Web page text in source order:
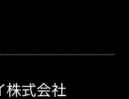
株式会社